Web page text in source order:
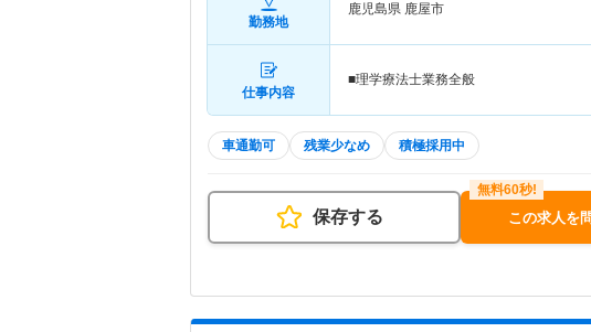
勤務地
鹿児島県 鹿屋市
仕事内容
■理学療法士業務全般
車通勤可 残業少なめ 積極採用中
保存する この求人を